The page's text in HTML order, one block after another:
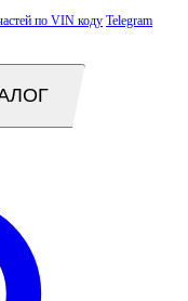
по VIN коду Telegram